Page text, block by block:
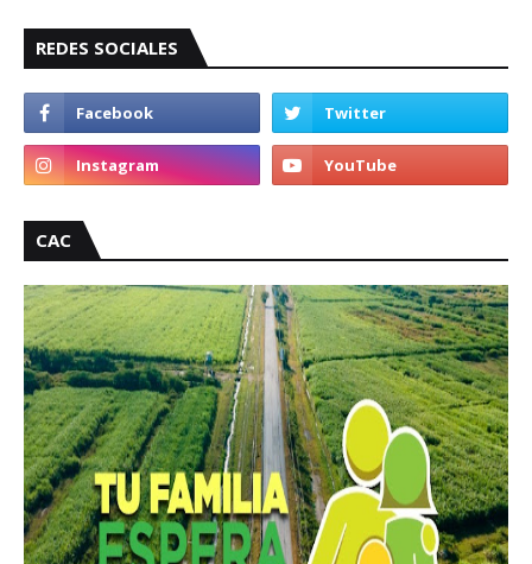
REDES SOCIALES
CAC